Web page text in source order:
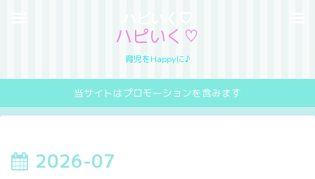
ハピいく♡
育児をHappyに♪
当サイトはプロモーションを含みます
2026-07